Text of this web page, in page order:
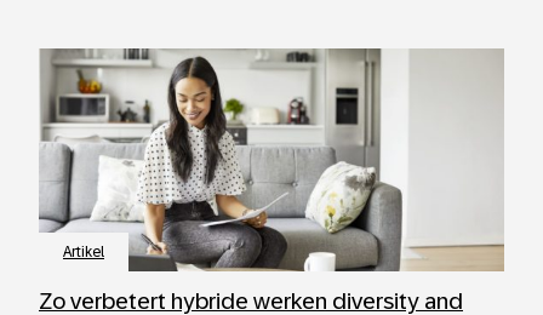
Artikel
Zo verbetert hybride werken diversity and